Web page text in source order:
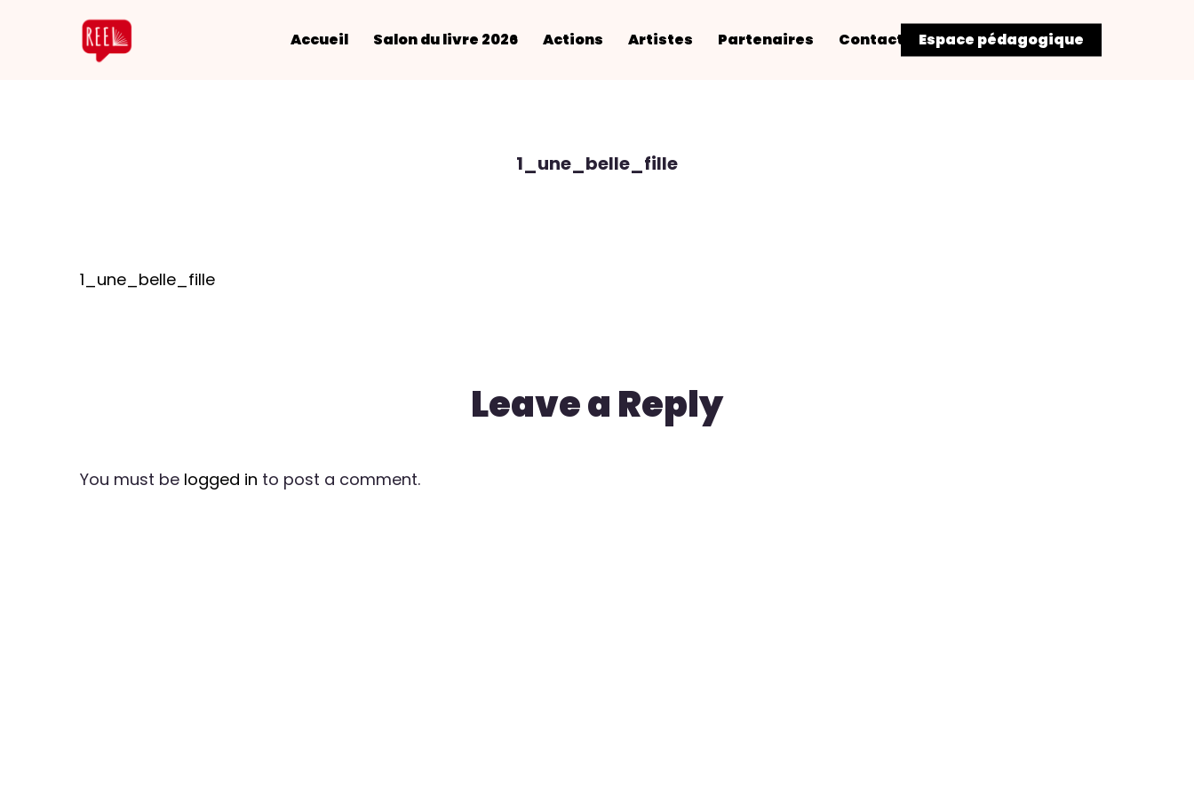
Accueil Salon du livre 2026 Actions Artistes Partenaires Contact Espace pédagogique
1_une_belle_fille
1_une_belle_fille
Leave a Reply
You must be logged in to post a comment.